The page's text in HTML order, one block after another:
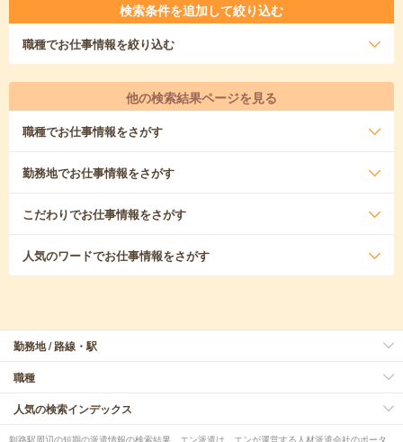
検索条件を追加して絞り込む
職種でお仕事情報を絞り込む
他の検索結果ページを見る
職種でお仕事情報をさがす
勤務地でお仕事情報をさがす
こだわりでお仕事情報をさがす
人気のワードでお仕事情報をさがす
勤務地 / 路線・駅
職種
人気の検索インデックス
釧路駅周辺の短期の派遣情報の検索結果。エン派遣は、エンが運営する人材派遣会社のポータ